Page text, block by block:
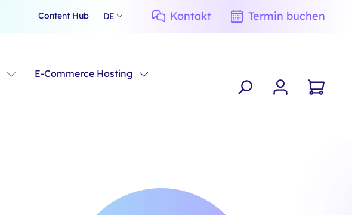
Content Hub DE Kontakt Termin buchen
E-Commerce Hosting